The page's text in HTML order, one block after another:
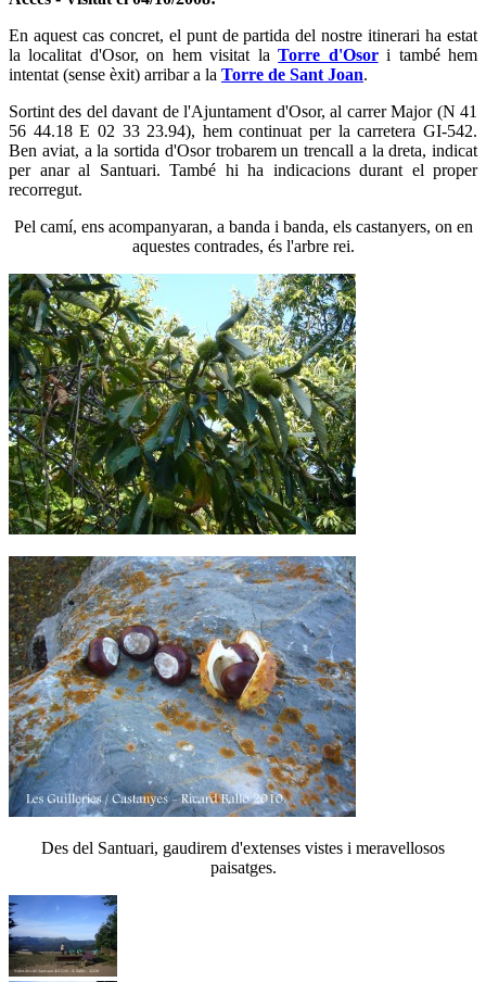
En aquest cas concret, el punt de partida del nostre itinerari ha estat
la localitat d'Osor, on hem visitat laTorre d'Osori també hem
intentat (sense èxit) arribar a la Torre de Sant Joan.
Sortint des del davant de l'Ajuntament d'Osor, al carrer Major (N 41
56 44.18 E 02 33 23.94), hem continuat per la carretera GI-542.
Ben aviat, a la sortida d'Osor trobarem un trencall a la dreta, indicat
per anar al Santuari. També hi ha indicacions durant el proper
recorregut.
Pel camí, ens acompanyaran, a banda i banda, els castanyers, on en
aquestes contrades, és l'arbre rei.
Des del Santuari, gaudirem d'extenses vistes i meravellosos
paisatges.